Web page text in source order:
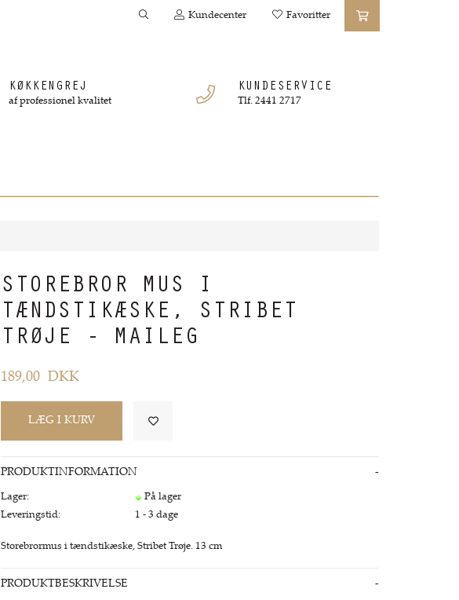
Kundecenter Favoritter
KØKKENGREJ
af professionel kvalitet
KUNDESERVICE
Tlf. 2441 2717
STOREBROR MUS I
TÆNDSTIKÆSKE, STRIBET
TRØJE - MAILEG
189,00 DKK
PRODUKTINFORMATION
Lager:
På lager
Leveringstid:
1 - 3 dage
Storebrormus i tændstikæske, Stribet Trøje. 13 cm
PRODUKTBESKRIVELSE